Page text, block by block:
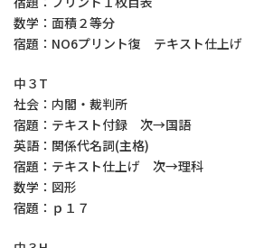
数学：面積２等分
宿題：NO6プリント復 テキスト仕上げ
中３T
社会：内閣・裁判所
宿題：テキスト付録 次→国語
英語：関係代名詞(主格)
宿題：テキスト仕上げ 次→理科
数学：図形
宿題：ｐ１７